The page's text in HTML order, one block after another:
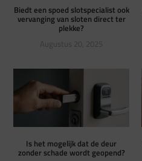
Biedt een spoed slotspecialist ook
vervanging van sloten direct ter
plekke?
Augustus 20, 2025
Is het mogelijk dat de deur
zonder schade wordt geopend?